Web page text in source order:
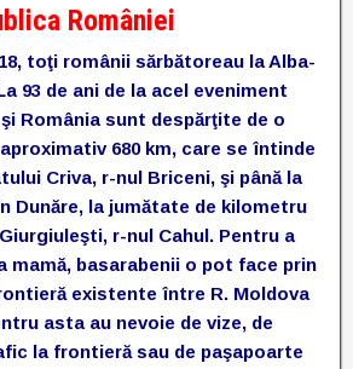
României
toţi românii sărbătoreau la Alba-
93 de ani de la acel eveniment
România sunt despărţite de o
680 km, care se întinde
Criva, r-nul Briceni, şi până la
Dunăre, la jumătate de kilometru
r-nul Cahul. Pentru a
mamă, basarabenii o pot face prin
existente între R. Moldova
asta au nevoie de vize, de
la frontieră sau de paşapoarte